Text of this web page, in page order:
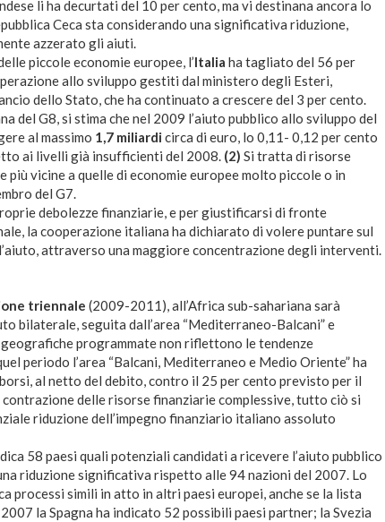
li ha decurtati del 10 per cento, ma vi destinana ancora lo
Ceca sta considerando una significativa riduzione,
azzerato gli aiuti.
piccole economie europee, l’Italia ha tagliato del 56 per
allo sviluppo gestiti dal ministero degli Esteri,
dello Stato, che ha continuato a crescere del 3 per cento.
del G8, si stima che nel 2009 l’aiuto pubblico allo sviluppo del
al massimo 1,7 miliardi circa di euro, lo 0,11- 0,12 per cento
ai livelli già insufficienti del 2008. (2) Si tratta di risorse
vicine a quelle di economie europee molto piccole o in
del G7.
debolezze finanziarie, e per giustificarsi di fronte
la cooperazione italiana ha dichiarato di volere puntare sul
attraverso una maggiore concentrazione degli interventi.
triennale (2009-2011), all’Africa sub-sahariana sarà
bilaterale, seguita dall’area “Mediterraneo-Balcani” e
programmate non riflettono le tendenze
periodo l’area “Balcani, Mediterraneo e Medio Oriente” ha
al netto del debito, contro il 25 per cento previsto per il
delle risorse finanziarie complessive, tutto ciò si
riduzione dell’impegno finanziario italiano assoluto
58 paesi quali potenziali candidati a ricevere l’aiuto pubblico
riduzione significativa rispetto alle 94 nazioni del 2007. Lo
processi simili in atto in altri paesi europei, anche se la lista
la Spagna ha indicato 52 possibili paesi partner; la Svezia